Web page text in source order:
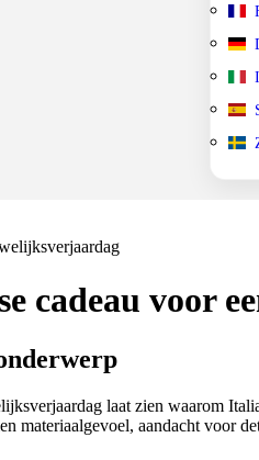
cadeau voor
laat zien waarom
materiaalgevoel, aandacht voor